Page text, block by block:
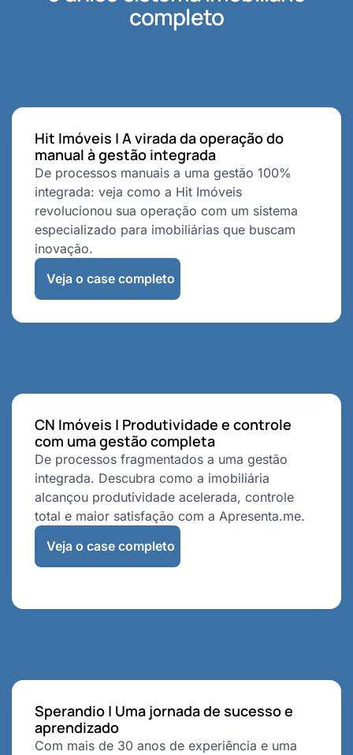
completo
Hit Imóveis | A virada da operação do
manual à gestão integrada
De processos manuais a uma gestão 100%
integrada: veja como a Hit Imóveis
revolucionou sua operação com um sistema
especializado para imobiliárias que buscam
inovação.
Veja o case completo
CN Imóveis | Produtividade e controle
com uma gestão completa
De processos fragmentados a uma gestão
integrada. Descubra como a imobiliária
alcançou produtividade acelerada, controle
total e maior satisfação com a Apresenta.me.
Veja o case completo
Sperandio | Uma jornada de sucesso e
aprendizado
Com mais de 30 anos de experiência e uma